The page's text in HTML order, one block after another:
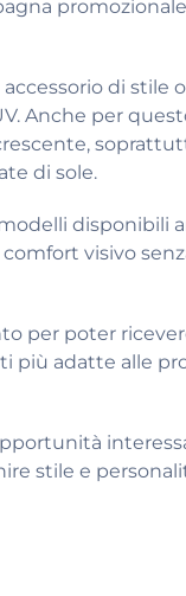
di stile
Anche per
di sole.
disponibili
visivo
per poter
più adatte alle
stile e